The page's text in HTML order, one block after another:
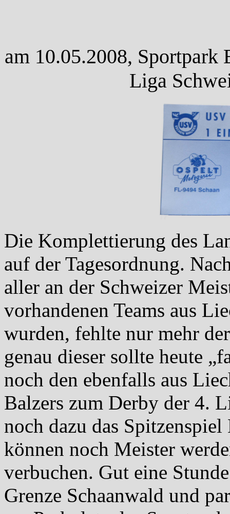
am 10.05.2008, Sportpark
Liga
Die Komplettierung des
auf der Tagesordnung.
aller an der Schweizer
vorhandenen Teams aus
wurden, fehlte nur mehr
genau dieser sollte heute
noch den ebenfalls aus
Balzers zum Derby der 4.
noch dazu das
können noch Meister
verbuchen. Gut eine
Grenze Schaanwald und